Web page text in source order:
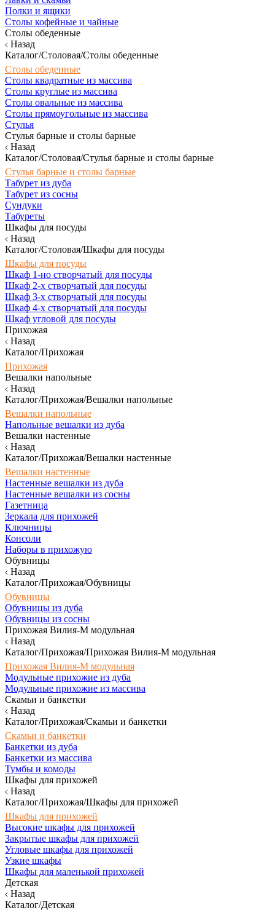
Полки и ящики
Столы кофейные и чайные
Столы обеденные
Назад
Каталог/Столовая/Столы обеденные
Столы обеденные
Столы квадратные из массива
Столы круглые из массива
Столы овальные из массива
Столы прямоугольные из массива
Стулья
Стулья барные и столы барные
Назад
Каталог/Столовая/Стулья барные и столы барные
Стулья барные и столы барные
Табурет из дуба
Табурет из сосны
Сундуки
Табуреты
Шкафы для посуды
Назад
Каталог/Столовая/Шкафы для посуды
Шкафы для посуды
Шкаф 1-но створчатый для посуды
Шкаф 2-х створчатый для посуды
Шкаф 3-х створчатый для посуды
Шкаф 4-х створчатый для посуды
Шкаф угловой для посуды
Прихожая
Назад
Каталог/Прихожая
Прихожая
Вешалки напольные
Назад
Каталог/Прихожая/Вешалки напольные
Вешалки напольные
Напольные вешалки из дуба
Вешалки настенные
Назад
Каталог/Прихожая/Вешалки настенные
Вешалки настенные
Настенные вешалки из дуба
Настенные вешалки из сосны
Газетница
Зеркала для прихожей
Ключницы
Консоли
Наборы в прихожую
Обувницы
Назад
Каталог/Прихожая/Обувницы
Обувницы
Обувницы из дуба
Обувницы из сосны
Прихожая Вилия-М модульная
Назад
Каталог/Прихожая/Прихожая Вилия-М модульная
Прихожая Вилия-М модульная
Модульные прихожие из дуба
Модульные прихожие из массива
Скамьи и банкетки
Назад
Каталог/Прихожая/Скамьи и банкетки
Скамьи и банкетки
Банкетки из дуба
Банкетки из массива
Тумбы и комоды
Шкафы для прихожей
Назад
Каталог/Прихожая/Шкафы для прихожей
Шкафы для прихожей
Высокие шкафы для прихожей
Закрытые шкафы для прихожей
Угловые шкафы для прихожей
Узкие шкафы
Шкафы для маленькой прихожей
Детская
Назад
Каталог/Детская